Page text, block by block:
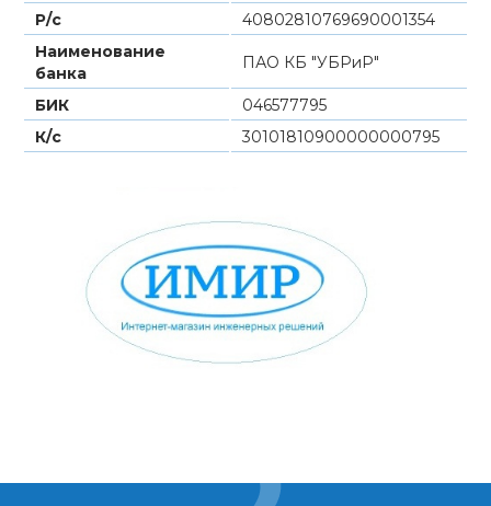
Р/с
40802810769690001354
Наименование
банка
ПАО КБ "УБРиР"
БИК
046577795
К/с
30101810900000000795